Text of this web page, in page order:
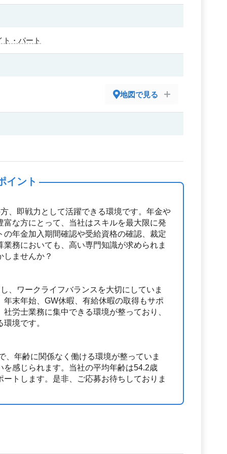
ト・パート
地図で見る
イント
、即戦力として活躍できる環境です。年金や
な方にとって、当社はスキルを最大限に発
年金加入期間確認や受給資格の確認、裁定
務においても、高い専門知識が求められま
しませんか？
、ワークライフバランスを大切にしていま
末年始、GW休暇、有給休暇の取得もサポ
労士業務に集中できる環境が整っており、
境です。
、年齢に関係なく働ける環境が整っていま
感じられます。当社の平均年齢は54.2歳
トします。是非、ご応募お待ちしておりま